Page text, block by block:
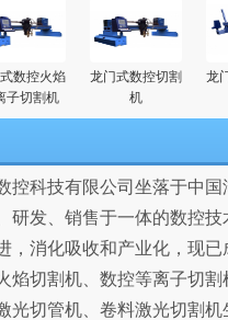
数控火焰
子切割机
龙门式数控切割
机
龙
控科技有限公司坐落于中国
研发、销售于一体的数控技
，消化吸收和产业化，现已
焰切割机、数控等离子切割
光切管机、卷料激光切割